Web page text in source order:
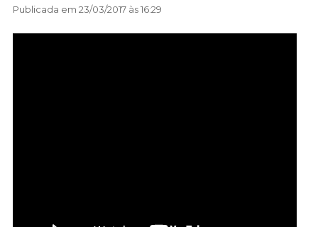
Publicada em 23/03/2017 às 16:29